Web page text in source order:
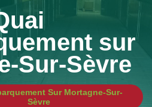
sur
Sur-Sèvre
Sur Mortagne-Sur-
Sèvre